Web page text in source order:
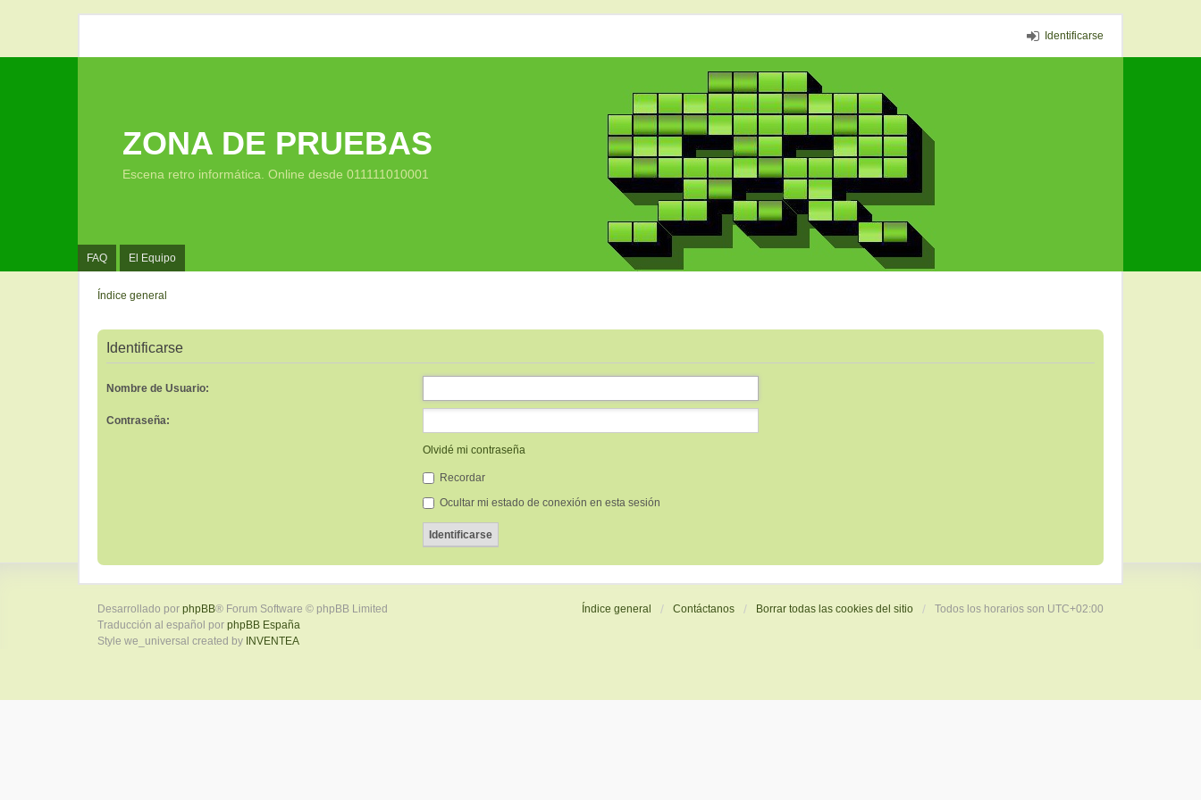
Identificarse
FAQ El Equipo
ZONA DE PRUEBAS
Escena retro informática. Online desde 011111010001
Índice general
Identificarse
Nombre de Usuario:
Contraseña:
Olvidé mi contraseña
Recordar
Ocultar mi estado de conexión en esta sesión
Índice general Contáctanos Borrar todas las cookies del sitio Todos los horarios son UTC+02:00
Desarrollado por phpBB® Forum Software © phpBB Limited
Traducción al español por phpBB España
Style we_universal created by INVENTEA